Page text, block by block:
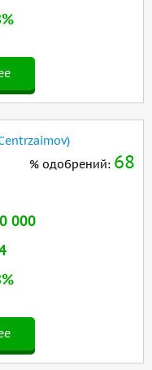
% одобрений: 68
000